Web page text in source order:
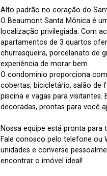
Alto padrão no coração do
O Beaumont Santa Mônica é
localização privilegiada. Com
apartamentos de 3 quartos
churrasqueira, porcelanato de
experiência de morar bem.
O condomínio proporciona
cobertas, bicicletário, salão de
piscina e vagas para
decoradas, prontas para você
Nossa equipe está pronta
Fale conosco pelo telefone ou
unidades e converse
encontrar o imóvel ideal!